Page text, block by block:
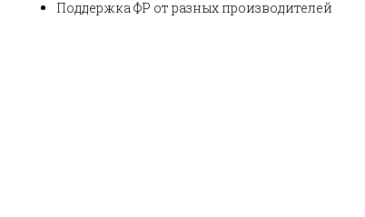
Поддержка ФР от разных производителей